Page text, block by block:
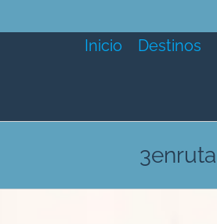
Inicio Destinos
3enruta